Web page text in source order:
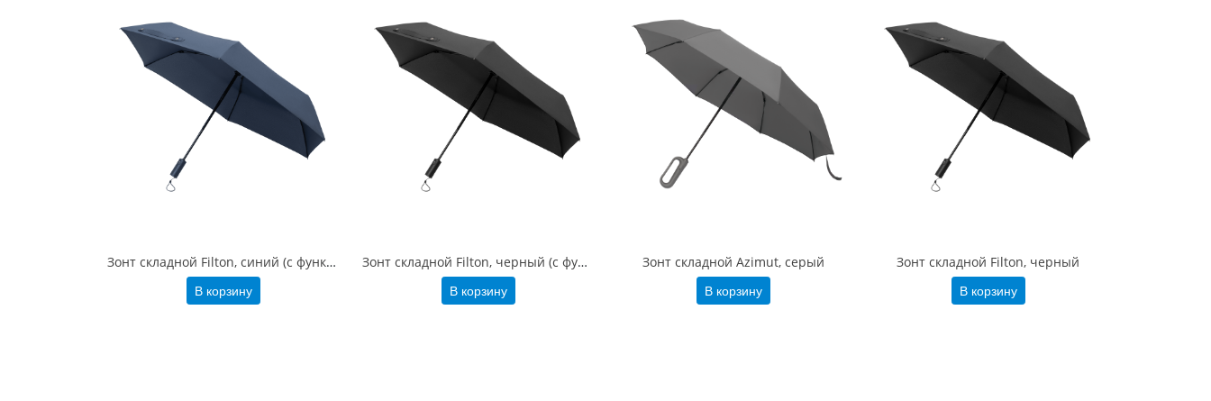
Зонт складной Filton, синий (с функцией Safety System)
В корзину
Зонт складной Filton, черный (с функцией Safety System)
В корзину
Зонт складной Azimut, серый
В корзину
Зонт складной Filton, черный
В корзину